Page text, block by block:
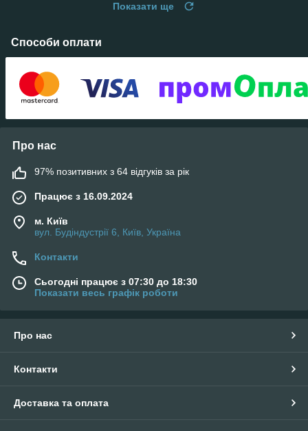
Показати ще
Способи оплати
Про нас
97% позитивних з 64 відгуків за рік
Працює з 16.09.2024
м. Київ
вул. Будіндустрії 6, Київ, Україна
Контакти
Сьогодні працює з 07:30 до 18:30
Показати весь графік роботи
Про нас
Контакти
Доставка та оплата